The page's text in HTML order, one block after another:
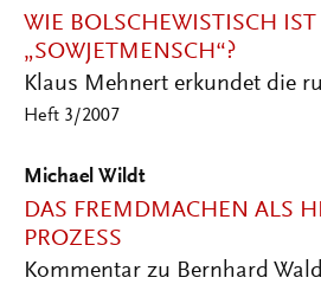
WIE BOLSCHEWISTISCH IST
„SOWJETMENSCH“?
Klaus Mehnert erkundet die
Heft 3/2007
Michael Wildt
DAS FREMDMACHEN ALS
PROZESS
Kommentar zu Bernhard